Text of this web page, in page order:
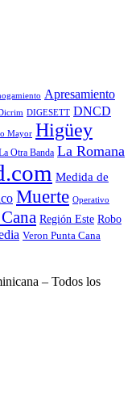
Apresamiento
DIGESETT DNCD
Mayor Higüey
Otra Banda La Romana
Medida de
Muerte Operativo
Región Este Robo
Veron Punta Cana
– Todos los